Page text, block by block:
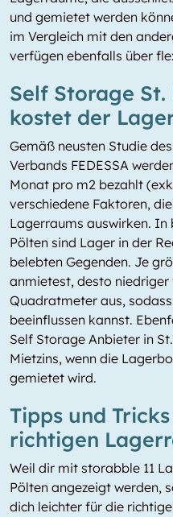
und gemietet werden
im Vergleich mit den
verfügen ebenfalls über
Self Storage St.
kostet der
Gemäß neusten Studie
Verbands FEDESSA
Monat pro m2 bezahlt
verschiedene Faktoren,
Lagerraums auswirken. In
Pölten sind Lager in der
belebten Gegenden. Je
anmietest, desto
Quadratmeter aus,
beeinflussen kannst.
Self Storage Anbieter in
Mietzins, wenn die
gemietet wird.
Tipps und
richtigen
Weil dir mit storabble 11
Pölten angezeigt werden,
dich leichter für die